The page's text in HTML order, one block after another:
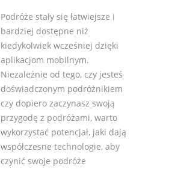
Podróże stały się łatwiejsze i
bardziej dostępne niż
kiedykolwiek wcześniej dzięki
aplikacjom mobilnym.
Niezależnie od tego, czy jesteś
doświadczonym podróżnikiem
czy dopiero zaczynasz swoją
przygodę z podróżami, warto
wykorzystać potencjał, jaki dają
współczesne technologie, aby
czynić swoje podróże